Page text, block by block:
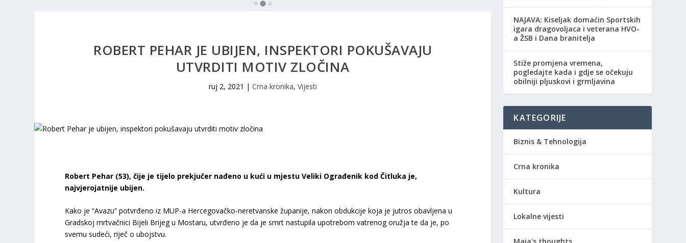
ROBERT PEHAR JE UBIJEN, INSPEKTORI POKUŠAVAJU
UTVRDITI MOTIV ZLOČINA
ruj 2, 2021 | Crna kronika, Vijesti
Robert Pehar (53), čije je tijelo prekjučer nađeno u kući u mjestu Veliki Ograđenik kod Čitluka je,
najvjerojatnije ubijen.
Kako je “Avazu” potvrđeno iz MUP-a Hercegovačko-neretvanske županije, nakon obdukcije koja je jutros obavljena u
Gradskoj mrtvačnici Bijeli Brijeg u Mostaru, utvrđeno je da je smrt nastupila upotrebom vatrenog oružja te da je, po
svemu sudeći, riječ o ubojstvu.
NAJAVA: Kiseljak domaćin Sportskih
igara dragovoljaca i veterana HVO-
a ŽSB i Dana branitelja
Stiže promjena vremena,
pogledajte kada i gdje se očekuju
obilniji pljuskovi i grmljavina
KATEGORIJE
Biznis & Tehnologija
Crna kronika
Kultura
Lokalne vijesti